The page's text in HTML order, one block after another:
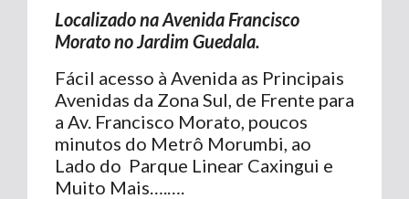
Localizado na Avenida Francisco
Morato no Jardim Guedala.
Fácil acesso à Avenida as Principais
Avenidas da Zona Sul, de Frente para
a Av. Francisco Morato, poucos
minutos do Metrô Morumbi, ao
Lado do Parque Linear Caxingui e
Muito Mais….….